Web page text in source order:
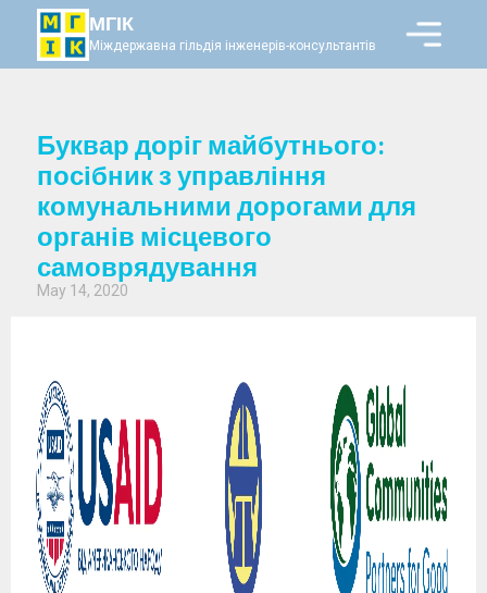
МГІК
Міждержавна гільдія інженерів-консультантів
Буквар доріг майбутнього:
посібник з управління
комунальними дорогами для
органів місцевого
самоврядування
May 14, 2020